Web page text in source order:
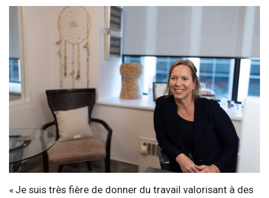
« Je suis très fière de donner du travail valorisant à des